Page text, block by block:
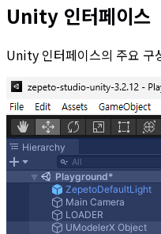
Unity 인터페이스
Unity 인터페이스의 주요 구